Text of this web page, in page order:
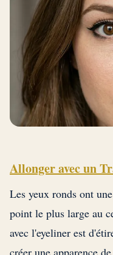
Allonger avec un
Les yeux ronds ont
point le plus large au
avec l'eyeliner est
créer une apparence